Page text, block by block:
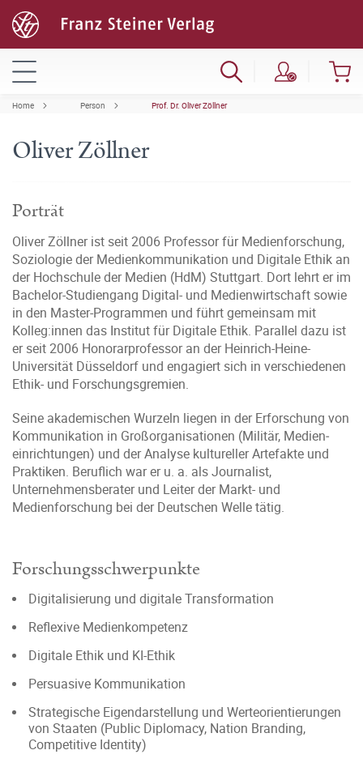
Home Person Prof. Dr. Oliver Zöllner
Oliver Zöllner
Porträt
Oliver Zöllner ist seit 2006 Professor für Medienforschung,
Soziologie der Medienkommunikation und Digitale Ethik an
der Hochschule der Medien (HdM) Stuttgart. Dort lehrt er im
Bachelor-Studiengang Digital- und Medienwirtschaft sowie
in den Master-Programmen und führt gemeinsam mit
Kolleg:innen das Institut für Digitale Ethik. Parallel dazu ist
er seit 2006 Honorarprofessor an der Heinrich-Heine-
Universität Düsseldorf und engagiert sich in verschiedenen
Ethik- und Forschungs­gremien.
Seine akademischen Wurzeln liegen in der Erforschung von
Kommunikation in Großorganisationen (Militär, Medien­
einrichtungen) und der Analyse kultureller Artefakte und
Praktiken. Beruflich war er u. a. als Journalist,
Unternehmensberater und Leiter der Markt- und
Medienforschung bei der Deutschen Welle tätig.
Forschungsschwerpunkte
Digitalisierung und digitale Transformation
Reflexive Medienkompetenz
Digitale Ethik und KI-Ethik
Persuasive Kommunikation
Strategische Eigen­darstellung und Werte­orientierungen
von Staaten (Public Diplomacy, Nation Branding,
Competitive Identity)